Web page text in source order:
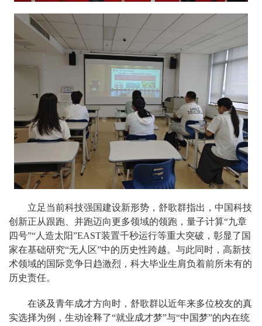
立足当前科技强国建设新形势，舒歌群指出，中国科技
创新正从跟跑、并跑迈向更多领域的领跑，量子计算“九章
四号”“人造太阳”EAST装置千秒运行等重大突破，彰显了国
家在基础研究“无人区”中的历史性跨越。与此同时，高新技
术领域的国际竞争日趋激烈，科大毕业生肩负着前所未有的
历史责任。
在谈及青年成才方向时，舒歌群以近年来多位校友的真
实选择为例，生动诠释了“就业成才梦”与“中国梦”的内在统